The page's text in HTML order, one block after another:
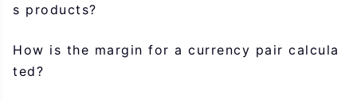
s products?
How is the margin for a currency pair calcula
ted?